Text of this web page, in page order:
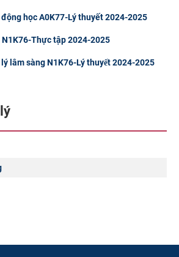
học A0K77-Lý thuyết 2024-2025
N1K76-Thực tập 2024-2025
lâm sàng N1K76-Lý thuyết 2024-2025